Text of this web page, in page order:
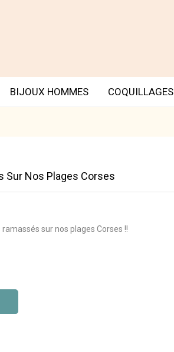
BIJOUX HOMMES COQUILLAGES
Sur Nos Plages Corses
sur nos plages Corses !!